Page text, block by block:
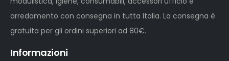
arredamento con consegna in tutta Italia. La consegna è
gratuita per gli ordini superiori ad 80€.
Informazioni